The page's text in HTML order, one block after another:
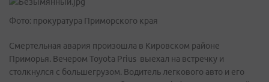
Фото: прокуратура Приморского края
Смертельная авария произошла в Кировском районе
Приморья. Вечером Toyota Prius выехал на встречку и
столкнулся с большегрузом. Водитель легкового авто и его